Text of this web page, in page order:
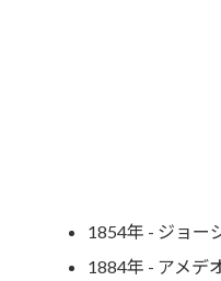
1854年 - ジョー
1884年 - アメデ